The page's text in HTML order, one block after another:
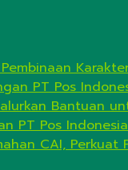
PT Pos
Bantuan
PT Pos
CAI,